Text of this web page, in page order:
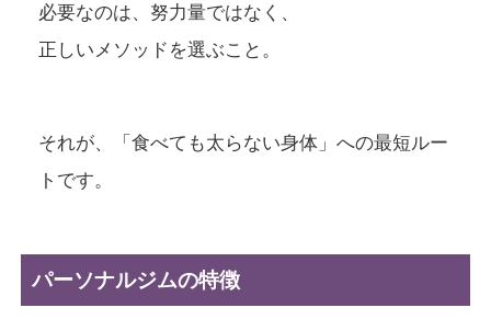
必要なのは、努力量ではなく、
正しいメソッドを選ぶこと。
それが、「食べても太らない身体」への最短ルー
トです。
パーソナルジムの特徴